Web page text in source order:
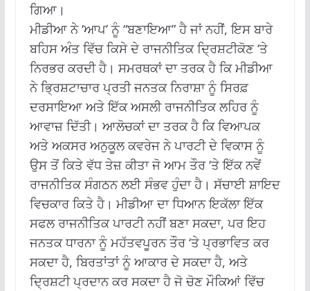
ਗਿਆ।
ਮੀਡੀਆ ਨੇ ‘ਆਪ’ ਨੂੰ “ਬਣਾਇਆ” ਹੈ ਜਾਂ ਨਹੀਂ, ਇਸ ਬਾਰੇ
ਬਹਿਸ ਅੰਤ ਵਿੱਚ ਕਿਸੇ ਦੇ ਰਾਜਨੀਤਿਕ ਦ੍ਰਿਸ਼ਟੀਕੋਣ ‘ਤੇ
ਨਿਰਭਰ ਕਰਦੀ ਹੈ। ਸਮਰਥਕਾਂ ਦਾ ਤਰਕ ਹੈ ਕਿ ਮੀਡੀਆ
ਨੇ ਭ੍ਰਿਸ਼ਟਾਚਾਰ ਪ੍ਰਤੀ ਜਨਤਕ ਨਿਰਾਸ਼ਾ ਨੂੰ ਸਿਰਫ਼
ਦਰਸਾਇਆ ਅਤੇ ਇੱਕ ਅਸਲੀ ਰਾਜਨੀਤਿਕ ਲਹਿਰ ਨੂੰ
ਆਵਾਜ਼ ਦਿੱਤੀ। ਆਲੋਚਕਾਂ ਦਾ ਤਰਕ ਹੈ ਕਿ ਵਿਆਪਕ
ਅਤੇ ਅਕਸਰ ਅਨੁਕੂਲ ਕਵਰੇਜ ਨੇ ਪਾਰਟੀ ਦੇ ਵਿਕਾਸ ਨੂੰ
ਉਸ ਤੋਂ ਕਿਤੇ ਵੱਧ ਤੇਜ਼ ਕੀਤਾ ਜੋ ਆਮ ਤੌਰ ‘ਤੇ ਇੱਕ ਨਵੇਂ
ਰਾਜਨੀਤਿਕ ਸੰਗਠਨ ਲਈ ਸੰਭਵ ਹੁੰਦਾ ਹੈ। ਸੱਚਾਈ ਸ਼ਾਇਦ
ਵਿਚਕਾਰ ਕਿਤੇ ਹੈ। ਮੀਡੀਆ ਦਾ ਧਿਆਨ ਇਕੱਲਾ ਇੱਕ
ਸਫਲ ਰਾਜਨੀਤਿਕ ਪਾਰਟੀ ਨਹੀਂ ਬਣਾ ਸਕਦਾ, ਪਰ ਇਹ
ਜਨਤਕ ਧਾਰਨਾ ਨੂੰ ਮਹੱਤਵਪੂਰਨ ਤੌਰ ‘ਤੇ ਪ੍ਰਭਾਵਿਤ ਕਰ
ਸਕਦਾ ਹੈ, ਬਿਰਤਾਂਤਾਂ ਨੂੰ ਆਕਾਰ ਦੇ ਸਕਦਾ ਹੈ, ਅਤੇ
ਦ੍ਰਿਸ਼ਟੀ ਪ੍ਰਦਾਨ ਕਰ ਸਕਦਾ ਹੈ ਜੋ ਚੋਣ ਮੌਕਿਆਂ ਵਿੱਚ